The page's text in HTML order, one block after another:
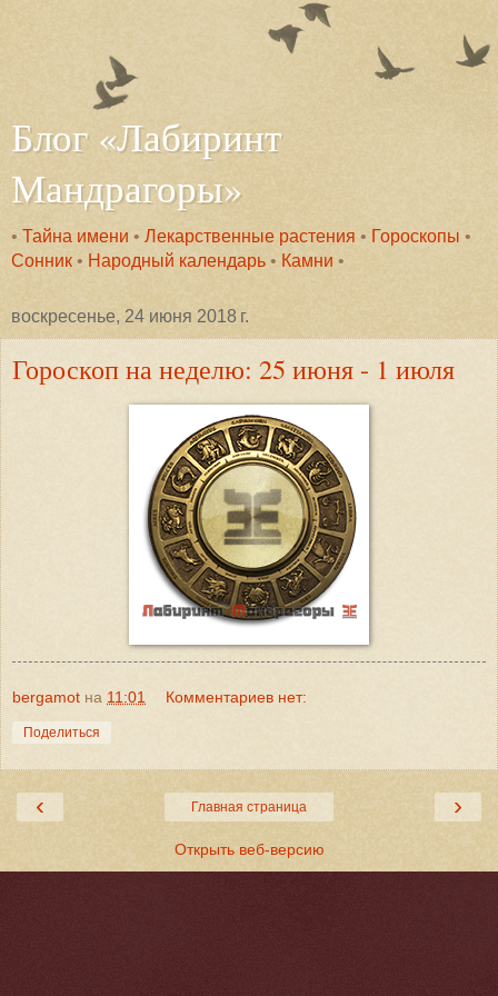
Блог «Лабиринт
Мандрагоры»
• Тайна имени • Лекарственные растения • Гороскопы •
Сонник • Народный календарь • Камни •
воскресенье, 24 июня 2018 г.
Гороскоп на неделю: 25 июня - 1 июля
bergamot на 11:01 Комментариев нет:
Поделиться
‹ ›
Главная страница
Открыть веб-версию